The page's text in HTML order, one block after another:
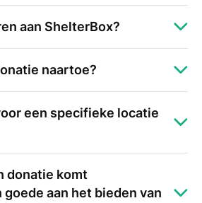
aan ShelterBox?
naartoe?
een specifieke locatie
donatie komt
aan het bieden van